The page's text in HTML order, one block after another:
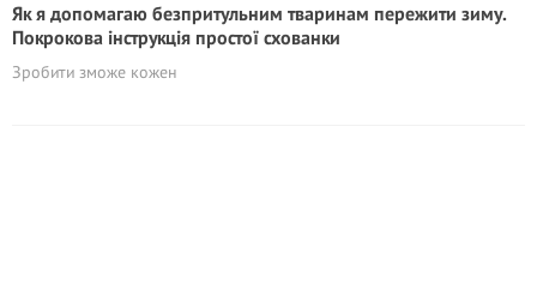
Як я допомагаю безпритульним тваринам пережити зиму.
Покрокова інструкція простої схованки
Зробити зможе кожен